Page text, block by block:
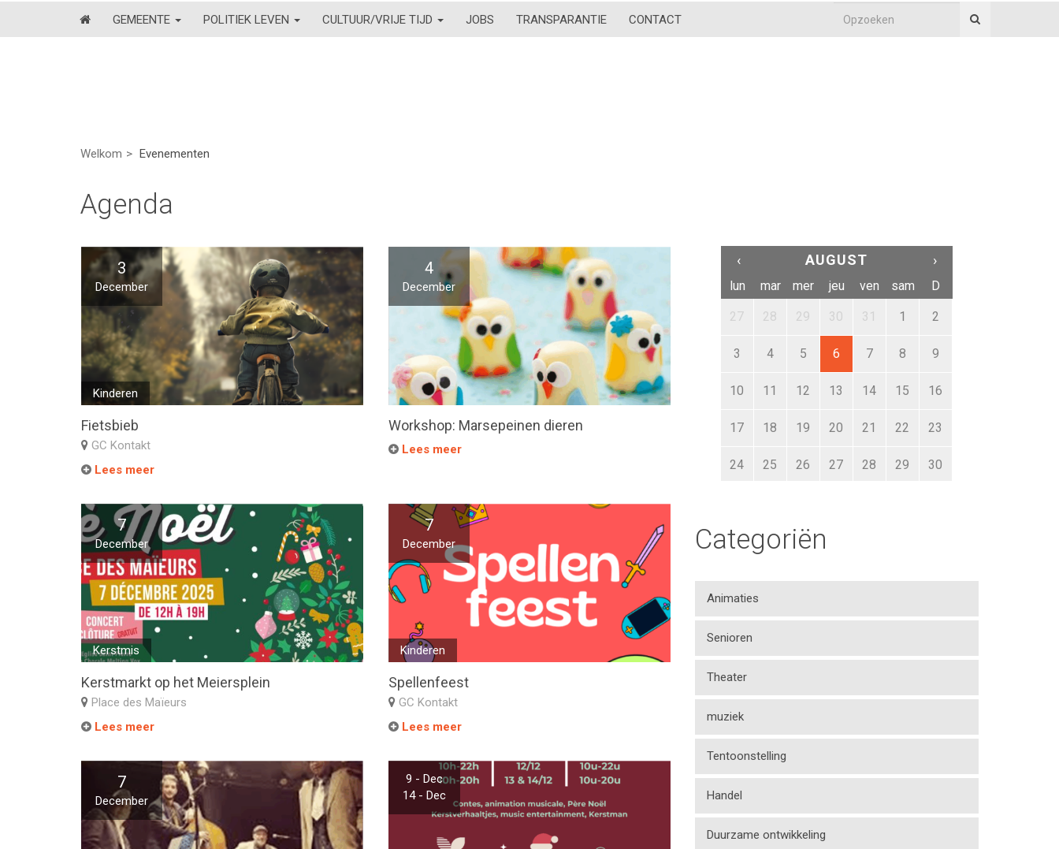
GEMEENTE POLITIEK LEVEN CULTUUR/VRIJE TIJD JOBS TRANSPARANTIE CONTACT
Welkom Evenementen
Agenda
3
December
Kinderen
Fietsbieb
GC Kontakt
Lees meer
4
December
Workshop: Marsepeinen dieren
Lees meer
7
December
Kerstmis
Kerstmarkt op het Meiersplein
Place des Maïeurs
Lees meer
7
December
Kinderen
Spellenfeest
GC Kontakt
Lees meer
7
December
9 - Dec
14 - Dec
‹ AUGUST ›
lun mar mer jeu ven sam D
27 28 29 30 31 1 2
3 4 5 6 7 8 9
10 11 12 13 14 15 16
17 18 19 20 21 22 23
24 25 26 27 28 29 30
Categoriën
Animaties
Senioren
Theater
muziek
Tentoonstelling
Handel
Duurzame ontwikkeling